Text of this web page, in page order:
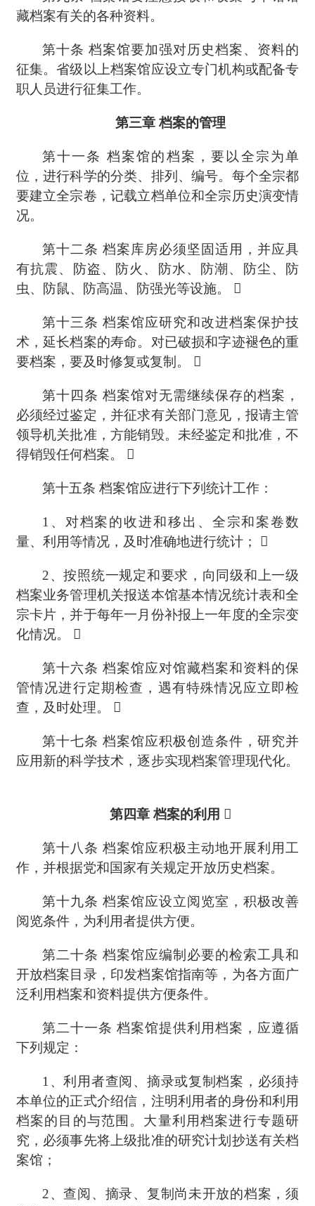
藏档案有关的各种资料。
第十条 档案馆要加强对历史档案、资料的
征集。省级以上档案馆应设立专门机构或配备专
职人员进行征集工作。
第三章档案的管理
第十一条 档案馆的档案，要以全宗为单
位，进行科学的分类、排列、编号。每个全宗都
要建立全宗卷，记载立档单位和全宗历史演变情
况。
第十二条 档案库房必须坚固适用，并应具
有抗震、防盗、防火、防水、防潮、防尘、防
虫、防鼠、防高温、防强光等设施。 
第十三条 档案馆应研究和改进档案保护技
术，延长档案的寿命。对已破损和字迹褪色的重
要档案，要及时修复或复制。 
第十四条 档案馆对无需继续保存的档案，
必须经过鉴定，并征求有关部门意见，报请主管
领导机关批准，方能销毁。未经鉴定和批准，不
得销毁任何档案。 
第十五条 档案馆应进行下列统计工作：
1、 对档案的收进和移出、全宗和案卷数
量、利用等情况，及时准确地进行统计；

2、按照统一规定和要求，向同级和上一级
档案业务管理机关报送本馆基本情况统计表和全
宗卡片，并于每年一月份补报上一年度的全宗变
化情况。

第十六条 档案馆应对馆藏档案和资料的保
管情况进行定期检查，遇有特殊情况应立即检
查，及时处理。 
第十七条 档案馆应积极创造条件，研究并
应用新的科学技术，逐步实现档案管理现代化。
第四章档案的利用 
第十八条 档案馆应积极主动地开展利用工
作，并根据党和国家有关规定开放历史档案。
第十九条 档案馆应设立阅览室，积极改善
阅览条件，为利用者提供方便。
第二十条 档案馆应编制必要的检索工具和
开放档案目录，印发档案馆指南等，为各方面广
泛利用档案和资料提供方便条件。
第二十一条 档案馆提供利用档案，应遵循
下列规定：
1、利用者查阅、摘录或复制档案，必须持
本单位的正式介绍信，注明利用者的身份和利用
档案的目的与范围。大量利用档案进行专题研
究，必须事先将上级批准的研究计划抄送有关档
案馆；
2、查阅、摘录、复制尚未开放的档案，须